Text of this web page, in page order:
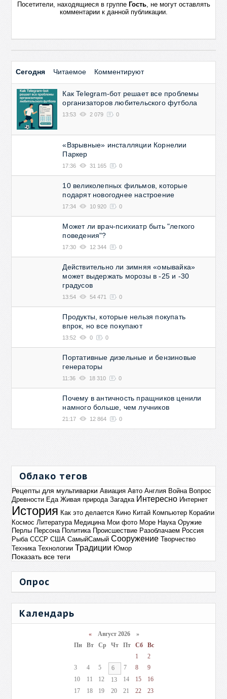
Посетители, находящиеся в группе Гость, не могут оставлять
комментарии к данной публикации.
Сегодня Читаемое Комментируют
Как Telegram-бот решает все проблемы
организаторов любительского футбола
13:53 2 079 0
«Взрывные» инсталляции Корнелии
Паркер
17:36 31 165 0
10 великолепных фильмов, которые
подарят новогоднее настроение
17:34 10 920 0
Может ли врач-психиатр быть "легкого
поведения"?
17:30 12 344 0
Действительно ли зимняя «омывайка»
может выдержать морозы в -25 и -30
градусов
13:54 54 471 0
Продукты, которые нельзя покупать
впрок, но все покупают
13:52 0 0
Портативные дизельные и бензиновые
генераторы
11:36 18 310 0
Почему в античность пращников ценили
намного больше, чем лучников
21:17 12 864 0
Облако тегов
Рецепты для мультиварки Авиация Авто Англия Война Вопрос
Древности Еда Живая природа Загадка Интересно Интернет
История Как это делается Кино Китай Компьютер Корабли
Космос Литература Медицина Мои фото Море Наука Оружие
Перлы Персона Политика Происшествие Разоблачаем Россия
Рыба СССР США СамыйСамый Сооружение Творчество
Техника Технологии Традиции Юмор
Показать все теги
Опрос
Календарь
«Август 2026 »
Пн
Вт Ср Чт Пт Сб
Вс
1
2
3
4 5 6 7 8
9
10
11 12 13 14 15
16
17
18 19 20 21 22
23